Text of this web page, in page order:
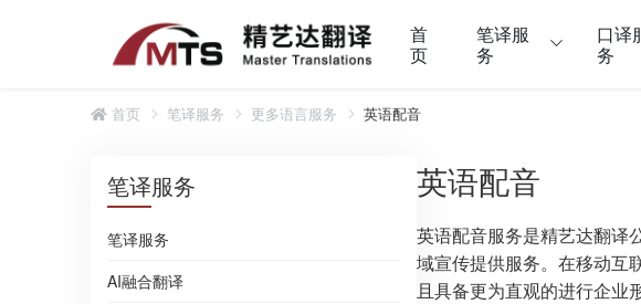
首
页
笔译服
务
口译
务
首页 笔译服务 更多语言服务 英语配音
笔译服务
笔译服务
AI融合翻译
英语配音
英语配音服务是精艺达翻译
域宣传提供服务。在移动互
且具备更为直观的进行企业